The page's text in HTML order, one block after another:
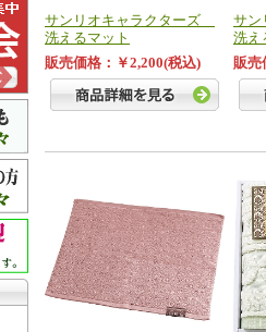
サンリオキャラクターズ
洗えるマット
販売価格：￥2,200(税込)
サ
洗え
販売